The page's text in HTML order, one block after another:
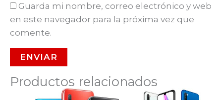
Guarda mi nombre, correo electrónico y web
en este navegador para la próxima vez que
comente.
Productos relacionados